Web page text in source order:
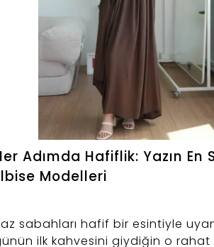
Adımda Hafiflik: Yazın En
Modelleri
sabahları hafif bir esintiyle
ilk kahvesini giydiğin o rahat